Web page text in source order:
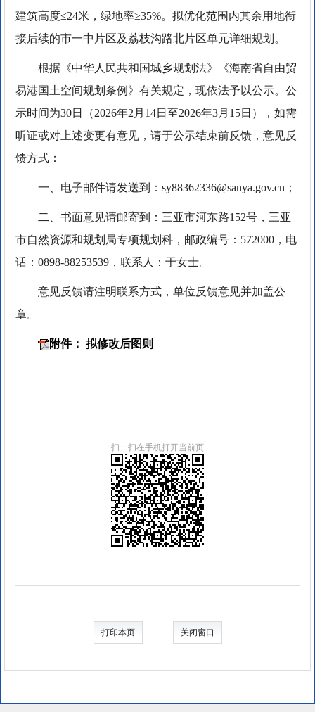
建筑高度≤24米，绿地率≥35%。拟优化范围内其余用地衔
接后续的市一中片区及荔枝沟路北片区单元详细规划。
根据《中华人民共和国城乡规划法》《海南省自由贸
易港国土空间规划条例》有关规定，现依法予以公示。公
示时间为30日（2026年2月14日至2026年3月15日），如需
听证或对上述变更有意见，请于公示结束前反馈，意见反
馈方式：
一、电子邮件请发送到：sy88362336@sanya.gov.cn；
二、书面意见请邮寄到：三亚市河东路152号，三亚
市自然资源和规划局专项规划科，邮政编号：572000，电
话：0898-88253539，联系人：于女士。
意见反馈请注明联系方式，单位反馈意见并加盖公
章。
附件： 拟修改后图则
扫一扫在手机打开当前页
打印本页 关闭窗口